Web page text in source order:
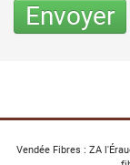
Envoyer
Vendée Fibres : ZA